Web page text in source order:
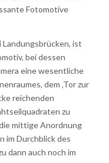
Fotomotive
Landungsbrücken, ist
bei dessen
eine wesentliche
dem ‚Tor zur
reichenden
zu
mittige Anordnung
im Durchblick des
dann auch noch im